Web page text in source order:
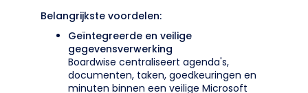
Belangrijkste voordelen:
Geïntegreerde en veilige
gegevensverwerking
Boardwise centraliseert agenda's,
documenten, taken, goedkeuringen en
minuten binnen een veilige Microsoft